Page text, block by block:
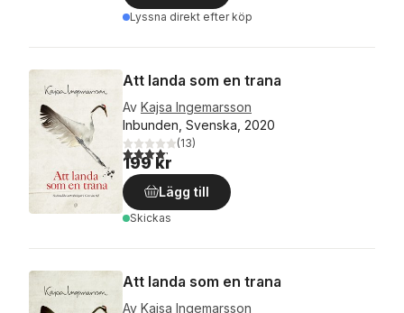
Lyssna direkt efter köp
Att landa som en trana
Av Kajsa Ingemarsson
Inbunden, Svenska, 2020
4,2utav 5 stjärnor. Totalt antal röster:
(13)
199 kr
Lägg till
Skickas
Att landa som en trana
Av Kajsa Ingemarsson